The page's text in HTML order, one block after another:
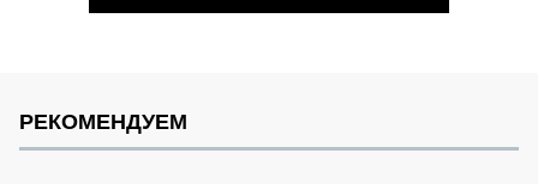
РЕКОМЕНДУЕМ